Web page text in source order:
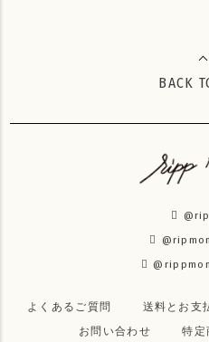
BACK
よくあるご質問 送料とお支
お問い合わせ
特定